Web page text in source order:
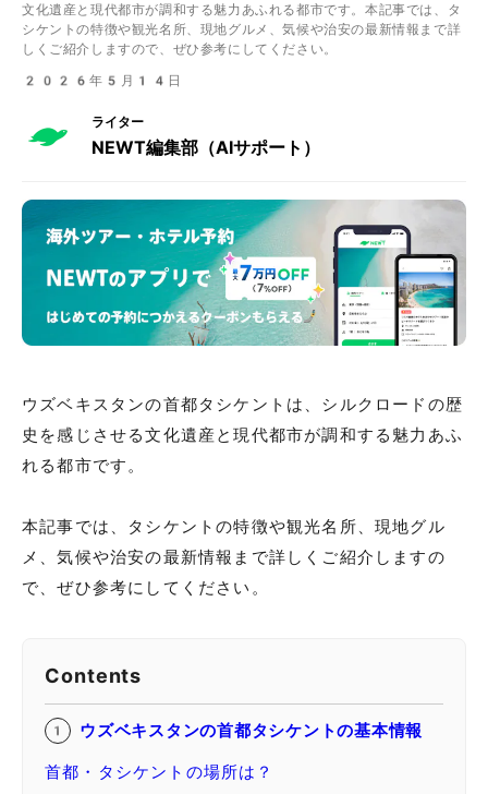
文化遺産と現代都市が調和する魅力あふれる都市です。本記事では、タ
シケントの特徴や観光名所、現地グルメ、気候や治安の最新情報まで詳
しくご紹介しますので、ぜひ参考にしてください。
2026年5月14日
ライター
NEWT編集部（AIサポート）
ウズベキスタンの首都タシケントは、シルクロードの歴
史を感じさせる文化遺産と現代都市が調和する魅力あふ
れる都市です。
本記事では、タシケントの特徴や観光名所、現地グル
メ、気候や治安の最新情報まで詳しくご紹介しますの
で、ぜひ参考にしてください。
Contents
ウズベキスタンの首都タシケントの基本情報
首都・タシケントの場所は？